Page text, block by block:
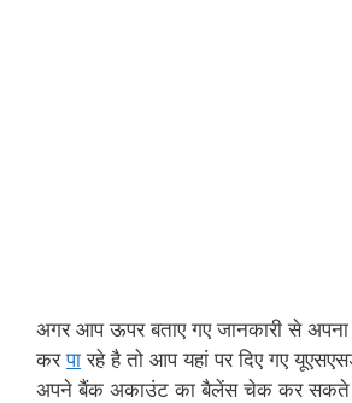
अगर आप ऊपर बताए गए जानकारी से
करपा रहे है तो आप यहां पर दिए गए
अपने बैंक अकाउंट का बैलेंस चेक कर सकते